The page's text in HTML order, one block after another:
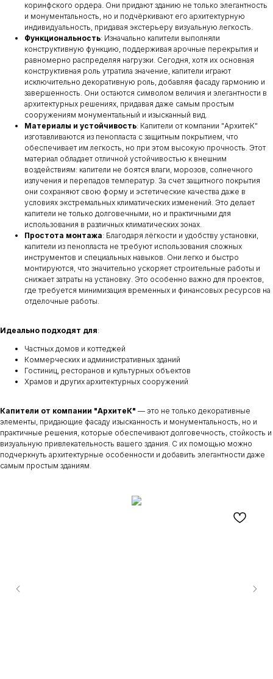
коринфского ордера. Они придают зданию не только элегантность
и монументальность, но и подчёркивают его архитектурную
индивидуальность, придавая экстерьеру визуальную легкость.
Функциональность: Изначально капители выполняли
конструктивную функцию, поддерживая арочные перекрытия и
равномерно распределяя нагрузки. Сегодня, хотя их основная
конструктивная роль утратила значение, капители играют
исключительно декоративную роль, добавляя фасаду гармонию и
завершенность. Они остаются символом величия и элегантности в
архитектурных решениях, придавая даже самым простым
сооружениям монументальный и изысканный вид.
Материалы и устойчивость: Капители от компании "АрхитеК"
изготавливаются из пенопласта с защитным покрытием, что
обеспечивает им легкость, но при этом высокую прочность. Этот
материал обладает отличной устойчивостью к внешним
воздействиям: капители не боятся влаги, морозов, солнечного
излучения и перепадов температур. За счет защитного покрытия
они сохраняют свою форму и эстетические качества даже в
условиях экстремальных климатических изменений. Это делает
капители не только долговечными, но и практичными для
использования в различных климатических зонах.
Простота монтажа: Благодаря лёгкости и удобству установки,
капители из пенопласта не требуют использования сложных
инструментов и специальных навыков. Они легко и быстро
монтируются, что значительно ускоряет строительные работы и
снижает затраты на установку. Это особенно важно для проектов,
где требуется минимизация временных и финансовых ресурсов на
отделочные работы.
Идеально подходят для:
Частных домов и коттеджей
Коммерческих и административных зданий
Гостиниц, ресторанов и культурных объектов
Храмов и других архитектурных сооружений
Капители от компании "АрхитеК" — это не только декоративные
элементы, придающие фасаду изысканность и монументальность, но и
практичные решения, которые обеспечивают долговечность, стойкость и
визуальную привлекательность вашего здания. С их помощью можно
подчеркнуть архитектурные особенности и добавить элегантности даже
самым простым зданиям.